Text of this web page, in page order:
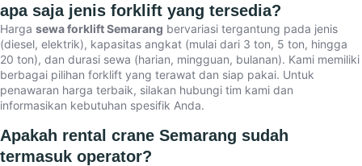
apa saja jenis forklift yang tersedia?
Harga sewa forklift Semarang bervariasi tergantung pada jenis
(diesel, elektrik), kapasitas angkat (mulai dari 3 ton, 5 ton, hingga
20 ton), dan durasi sewa (harian, mingguan, bulanan). Kami memiliki
berbagai pilihan forklift yang terawat dan siap pakai. Untuk
penawaran harga terbaik, silakan hubungi tim kami dan
informasikan kebutuhan spesifik Anda.
Apakah rental crane Semarang sudah
termasuk operator?